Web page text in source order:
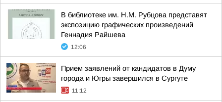
В библиотеке им. Н.М. Рубцова представят
экспозицию графических произведений
Геннадия Райшева
12:06
Прием заявлений от кандидатов в Думу
города и Югры завершился в Сургуте
11:12